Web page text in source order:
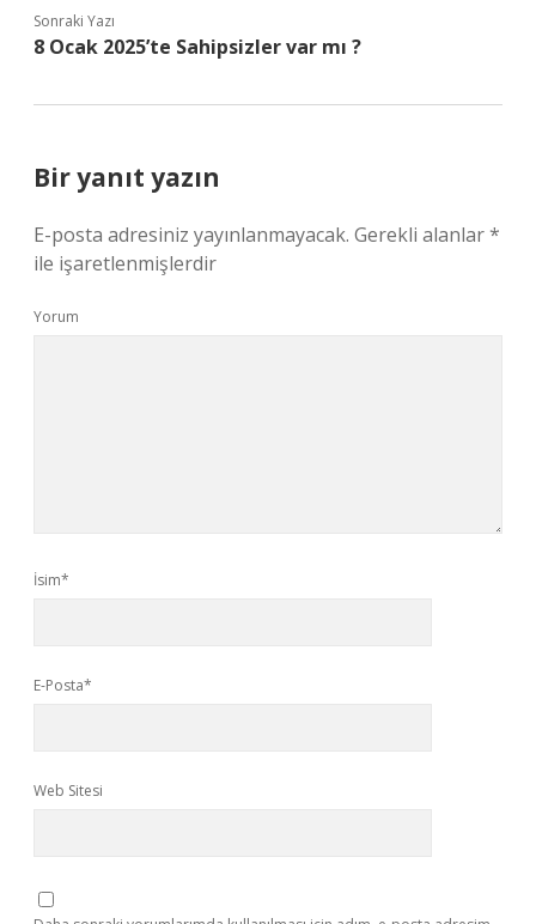
Sonraki Yazı
8 Ocak 2025’te Sahipsizler var mı ?
Bir yanıt yazın
E-posta adresiniz yayınlanmayacak. Gerekli alanlar*
ile işaretlenmişlerdir
Yorum
İsim*
E-Posta*
Web Sitesi